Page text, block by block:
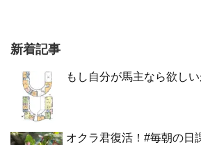
新着記事
もし自分が馬主なら欲し
オクラ君復活！#毎朝の日